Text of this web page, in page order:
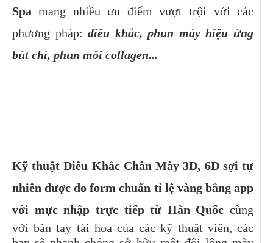
Spamang nhiều ưu điểm vượt trội với các
phương pháp:điêu khắc, phun mày hiệu ứng
bút chì, phun môi collagen...
Kỹ thuật Điêu Khắc Chân Mày3D, 6D sợi tự
nhiên được đo form chuẩn tỉ lệ vàng bằng app
với mực nhập trực tiếp từ Hàn Quốc cùng
với bàn tay tài hoa của các kỹ thuật viên, các